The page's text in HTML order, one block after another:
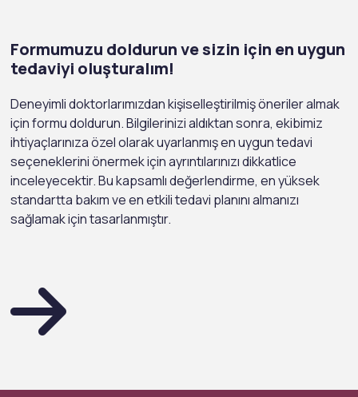
Formumuzu doldurun ve sizin için en uygun
tedaviyi oluşturalım!
Deneyimli doktorlarımızdan kişiselleştirilmiş öneriler almak
için formu doldurun. Bilgilerinizi aldıktan sonra, ekibimiz
ihtiyaçlarınıza özel olarak uyarlanmış en uygun tedavi
seçeneklerini önermek için ayrıntılarınızı dikkatlice
inceleyecektir. Bu kapsamlı değerlendirme, en yüksek
standartta bakım ve en etkili tedavi planını almanızı
sağlamak için tasarlanmıştır.